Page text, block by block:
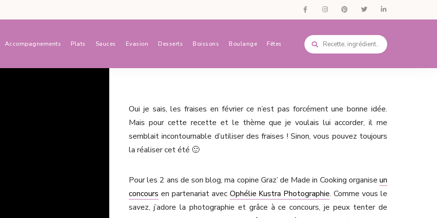
Accompagnements Plats Sauces Evasion Desserts Boissons Boulange Fêtes
Oui je sais, les fraises en février ce n’est pas forcément une bonne idée.
Mais pour cette recette et le thème que je voulais lui accorder, il me
semblait incontournable d’utiliser des fraises ! Sinon, vous pouvez toujours
la réaliser cet été 🙂
Pour les 2 ans de son blog, ma copine Graz’ de Made in Cooking organise un
concours en partenariat avec Ophélie Kustra Photographie. Comme vous le
savez, j’adore la photographie et grâce à ce concours, je peux tenter de